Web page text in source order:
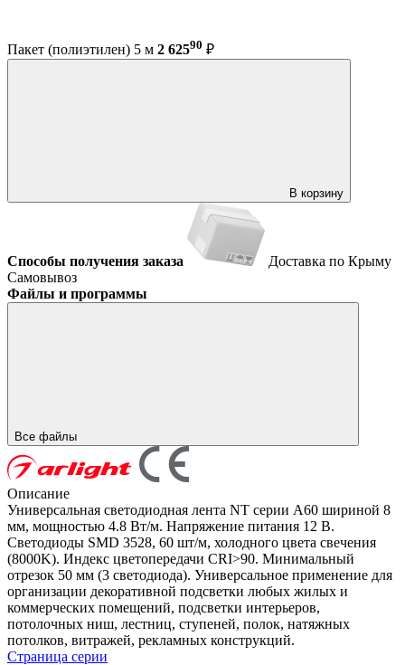
Пакет (полиэтилен) 5 м 2 62590 ₽
В корзину
Способы получения заказа
Доставка по Крыму
Самовывоз
Файлы и программы
Все файлы
Описание
Универсальная светодиодная лента NT серии A60 шириной 8
мм, мощностью 4.8 Вт/м. Напряжение питания 12 В.
Светодиоды SMD 3528, 60 шт/м, холодного цвета свечения
(8000K). Индекс цветопередачи CRI>90. Минимальный
отрезок 50 мм (3 светодиода). Универсальное применение для
организации декоративной подсветки любых жилых и
коммерческих помещений, подсветки интерьеров,
потолочных ниш, лестниц, ступеней, полок, натяжных
потолков, витражей, рекламных конструкций.
Страница серии